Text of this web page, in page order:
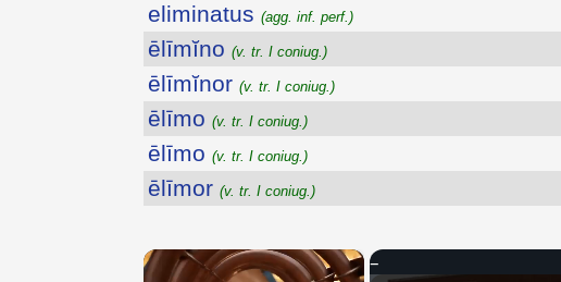
eliminatus (agg. inf. perf.)
ēlīmĭno (v. tr. I coniug.)
ēlīmĭnor (v. tr. I coniug.)
ēlīmo (v. tr. I coniug.)
ēlīmo (v. tr. I coniug.)
ēlīmor (v. tr. I coniug.)
×